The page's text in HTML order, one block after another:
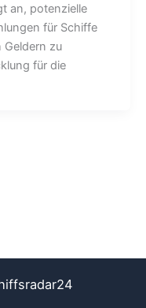
an, potenzielle
für Schiffe
zu
für die